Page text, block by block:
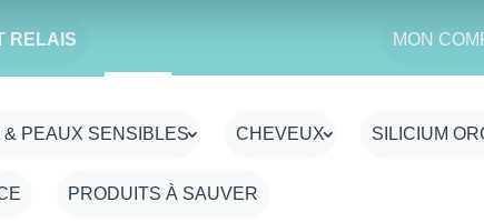
RELAIS MON
& PEAUX SENSIBLES CHEVEUX SILICIUM
PRODUITS À SAUVER